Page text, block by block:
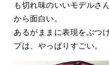
も切れ味のいいモデルさ
から面白い。
あるがままに表現をぶつ
プは、やっぱりすごい。